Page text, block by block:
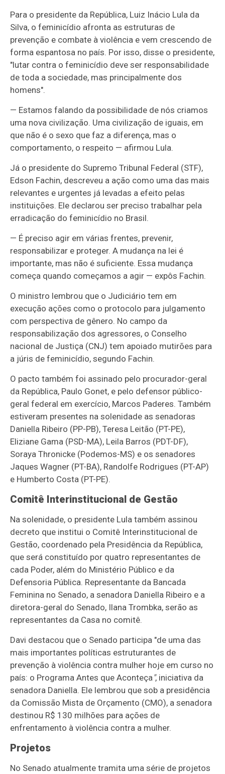
Para o presidente da República, Luiz Inácio Lula da
Silva, o feminicídio afronta as estruturas de
prevenção e combate à violência e vem crescendo de
forma espantosa no país. Por isso, disse o presidente,
"lutar contra o feminicídio deve ser responsabilidade
de toda a sociedade, mas principalmente dos
homens".
— Estamos falando da possibilidade de nós criamos
uma nova civilização. Uma civilização de iguais, em
que não é o sexo que faz a diferença, mas o
comportamento, o respeito — afirmou Lula.
Já o presidente do Supremo Tribunal Federal (STF),
Edson Fachin, descreveu a ação como uma das mais
relevantes e urgentes já levadas a efeito pelas
instituições. Ele declarou ser preciso trabalhar pela
erradicação do feminicídio no Brasil.
— É preciso agir em várias frentes, prevenir,
responsabilizar e proteger. A mudança na lei é
importante, mas não é suficiente. Essa mudança
começa quando começamos a agir — expôs Fachin.
O ministro lembrou que o Judiciário tem em
execução ações como o protocolo para julgamento
com perspectiva de gênero. No campo da
responsabilização dos agressores, o Conselho
nacional de Justiça (CNJ) tem apoiado mutirões para
a júris de feminicídio, segundo Fachin.
O pacto também foi assinado pelo procurador-geral
da República, Paulo Gonet, e pelo defensor público-
geral federal em exercício, Marcos Paderes. Também
estiveram presentes na solenidade as senadoras
Daniella Ribeiro (PP-PB), Teresa Leitão (PT-PE),
Eliziane Gama (PSD-MA), Leila Barros (PDT-DF),
Soraya Thronicke (Podemos-MS) e os senadores
Jaques Wagner (PT-BA), Randolfe Rodrigues (PT-AP)
e Humberto Costa (PT-PE).
Comitê Interinstitucional de Gestão
Na solenidade, o presidente Lula também assinou
decreto que institui o Comitê Interinstitucional de
Gestão, coordenado pela Presidência da República,
que será constituído por quatro representantes de
cada Poder, além do Ministério Público e da
Defensoria Pública. Representante da Bancada
Feminina no Senado, a senadora Daniella Ribeiro e a
diretora-geral do Senado, Ilana Trombka, serão as
representantes da Casa no comitê.
Davi destacou que o Senado participa "de uma das
mais importantes políticas estruturantes de
prevenção à violência contra mulher hoje em curso no
país: o Programa Antes que Aconteça", iniciativa da
senadora Daniella. Ele lembrou que sob a presidência
da Comissão Mista de Orçamento (CMO), a senadora
destinou R$ 130 milhões para ações de
enfrentamento à violência contra a mulher.
Projetos
No Senado atualmente tramita uma série de projetos